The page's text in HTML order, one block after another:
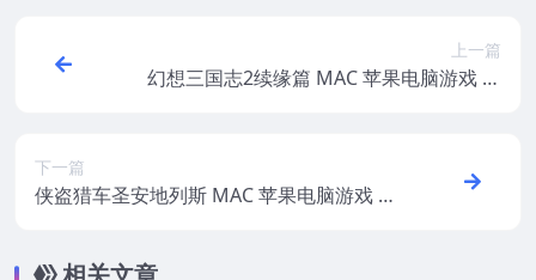
上一篇
幻想三国志2续缘篇 MAC 苹果电脑游戏 繁
下一篇
侠盗猎车圣安地列斯 MAC 苹果电脑游戏 繁